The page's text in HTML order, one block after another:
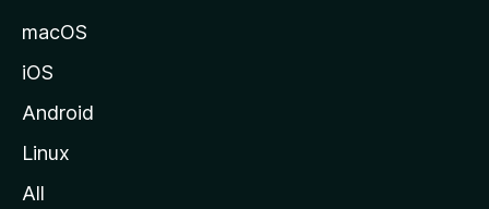
macOS
iOS
Android
Linux
All